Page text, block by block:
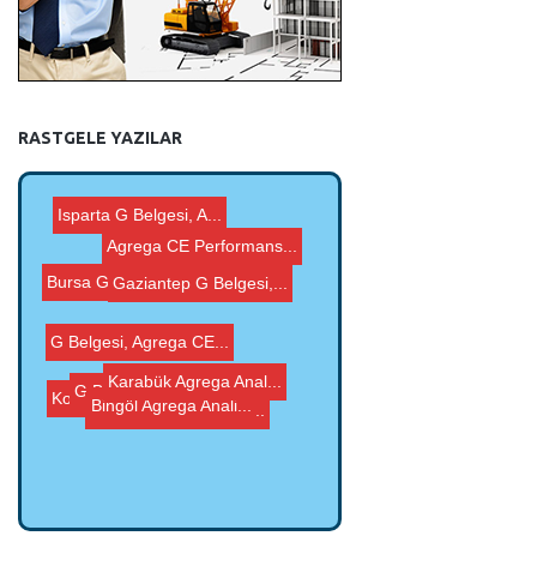
RASTGELE YAZILAR
Bursa G Belgesi, Agr...
Gaziantep G Belgesi,...
Agrega CE Performans...
G Belgesi, Agrega CE...
Isparta G Belgesi, A...
Bingöl Agrega Anali...
Karabük Agrega Anal...